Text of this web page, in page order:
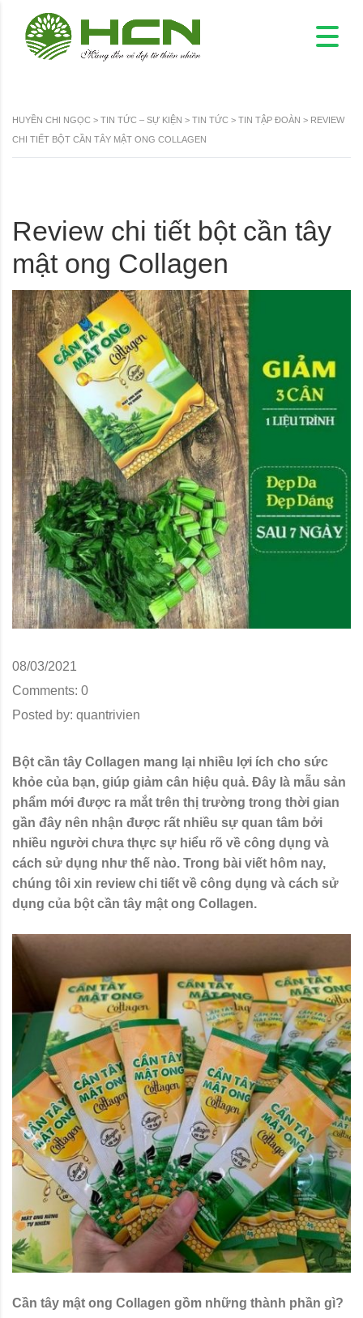
HUYỀN CHI NGỌC > TIN TỨC – SỰ KIỆN > TIN TỨC > TIN TẬP ĐOÀN > REVIEW
CHI TIẾT BỘT CẦN TÂY MẬT ONG COLLAGEN
Review chi tiết bột cần tây
mật ong Collagen
08/03/2021
Comments: 0
Posted by: quantrivien
Bột cần tây Collagen mang lại nhiều lợi ích cho sức
khỏe của bạn, giúp giảm cân hiệu quả. Đây là mẫu sản
phẩm mới được ra mắt trên thị trường trong thời gian
gần đây nên nhận được rất nhiều sự quan tâm bởi
nhiều người chưa thực sự hiểu rõ về công dụng và
cách sử dụng như thế nào. Trong bài viết hôm nay,
chúng tôi xin review chi tiết về công dụng và cách sử
dụng của bột cần tây mật ong Collagen.
Cần tây mật ong Collagen gồm những thành phần gì?